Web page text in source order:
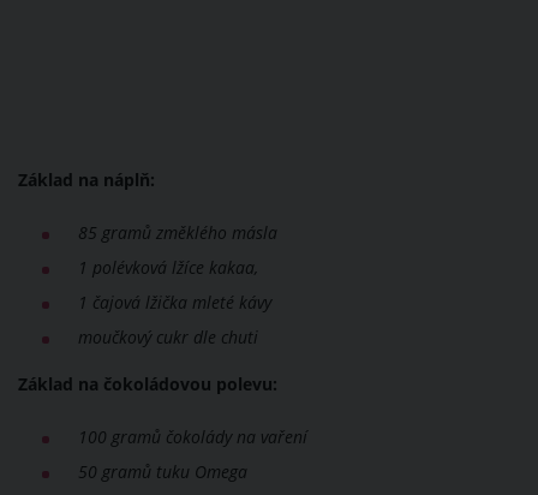
Základ na náplň:
85 gramů změklého másla
1 polévková lžíce kakaa,
1 čajová lžička mleté kávy
moučkový cukr dle chuti
Základ na čokoládovou polevu:
100 gramů čokolády na vaření
50 gramů tuku Omega